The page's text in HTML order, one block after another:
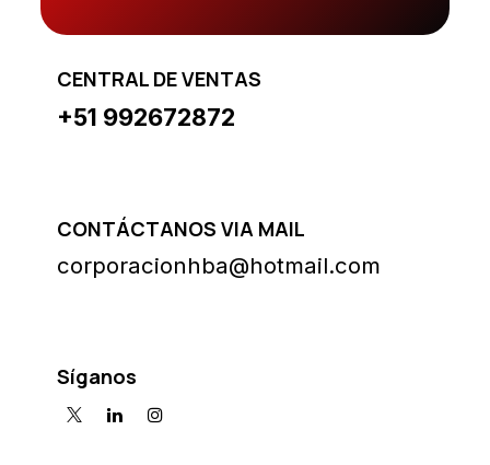
CENTRAL DE VENTAS
+51 992672872
CONTÁCTANOS VIA MAIL
corporacionhba@hotmail.com
Síganos